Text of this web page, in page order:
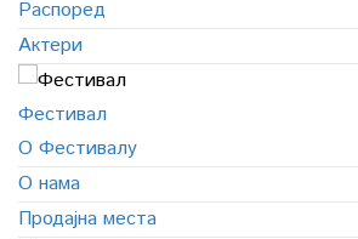
Распоред
Актери
Фестивал
О Фестивалу
О нама
Продајна места